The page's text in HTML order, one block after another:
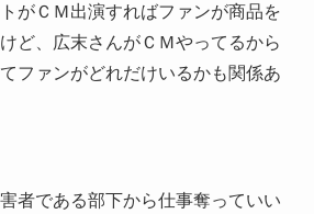
がＣＭ出演すればファンが商品を
ど、広末さんがＣＭやってるから
ファンがどれだけいるかも関係あ
者である部下から仕事奪っていい